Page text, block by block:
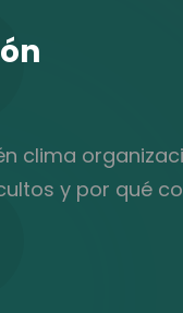
clima
y por qué